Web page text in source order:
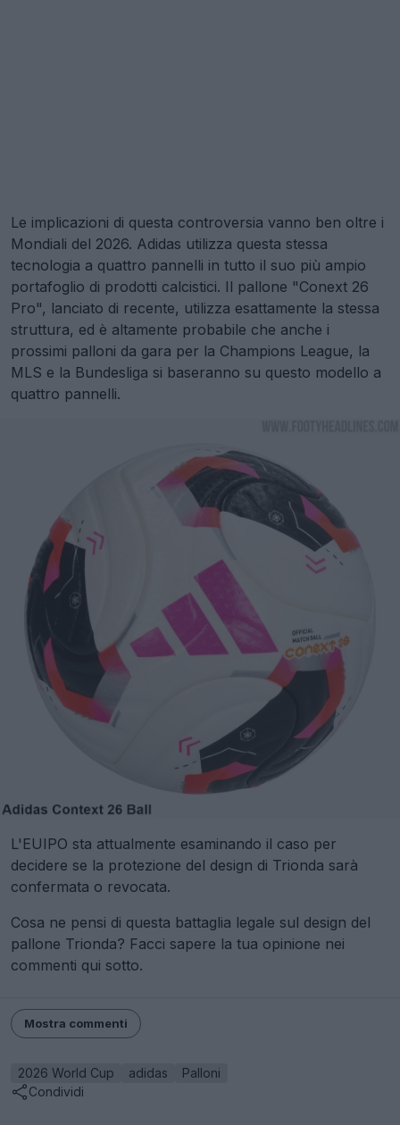
Le implicazioni di questa controversia vanno ben oltre i
Mondiali del 2026. Adidas utilizza questa stessa
tecnologia a quattro pannelli in tutto il suo più ampio
portafoglio di prodotti calcistici. Il pallone "Conext 26
Pro", lanciato di recente, utilizza esattamente la stessa
struttura, ed è altamente probabile che anche i
prossimi palloni da gara per la Champions League, la
MLS e la Bundesliga si baseranno su questo modello a
quattro pannelli.
L'EUIPO sta attualmente esaminando il caso per
decidere se la protezione del design di Trionda sarà
confermata o revocata.
Cosa ne pensi di questa battaglia legale sul design del
pallone Trionda? Facci sapere la tua opinione nei
commenti qui sotto.
Mostra commenti
2026 World Cup adidas
Palloni
Condividi